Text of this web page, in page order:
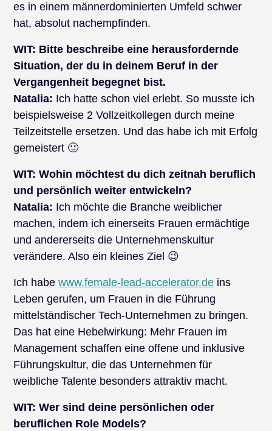
es in einem männerdominierten Umfeld schwer
hat, absolut nachempfinden.
WIT: Bitte beschreibe eine herausfordernde
Situation, der du in deinem Beruf in der
Vergangenheit begegnet bist.
Natalia: Ich hatte schon viel erlebt. So musste ich
beispielsweise 2 Vollzeitkollegen durch meine
Teilzeitstelle ersetzen. Und das habe ich mit Erfolg
gemeistert 🙂
WIT: Wohin möchtest du dich zeitnah beruflich
und persönlich weiter entwickeln?
Natalia: Ich möchte die Branche weiblicher
machen, indem ich einerseits Frauen ermächtige
und andererseits die Unternehmenskultur
verändere. Also ein kleines Ziel 😉
Ich habewww.female-lead-accelerator.de ins
Leben gerufen, um Frauen in die Führung
mittelständischer Tech-Unternehmen zu bringen.
Das hat eine Hebelwirkung: Mehr Frauen im
Management schaffen eine offene und inklusive
Führungskultur, die das Unternehmen für
weibliche Talente besonders attraktiv macht.
WIT: Wer sind deine persönlichen oder
beruflichen Role Models?